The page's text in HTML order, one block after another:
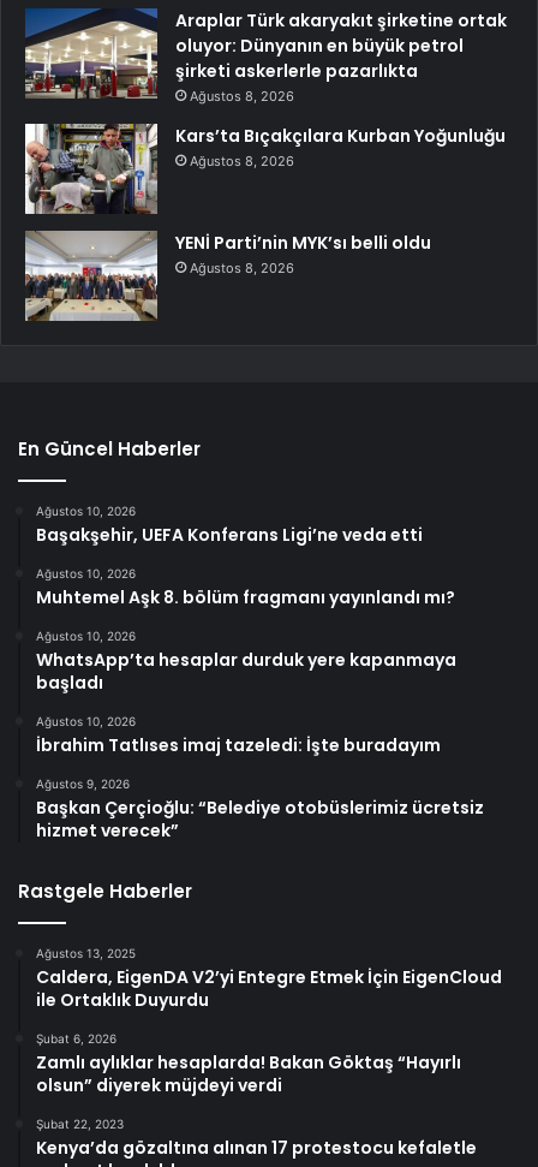
Araplar Türk akaryakıt şirketine ortak
oluyor: Dünyanın en büyük petrol
şirketi askerlerle pazarlıkta
Ağustos 8, 2026
Kars’ta Bıçakçılara Kurban Yoğunluğu
Ağustos 8, 2026
YENİ Parti’nin MYK’sı belli oldu
Ağustos 8, 2026
En Güncel Haberler
Ağustos 10, 2026
Başakşehir, UEFA Konferans Ligi’ne veda etti
Ağustos 10, 2026
Muhtemel Aşk 8. bölüm fragmanı yayınlandı mı?
Ağustos 10, 2026
WhatsApp’ta hesaplar durduk yere kapanmaya
başladı
Ağustos 10, 2026
İbrahim Tatlıses imaj tazeledi: İşte buradayım
Ağustos 9, 2026
Başkan Çerçioğlu: “Belediye otobüslerimiz ücretsiz
hizmet verecek”
Rastgele Haberler
Ağustos 13, 2025
Caldera, EigenDA V2’yi Entegre Etmek İçin EigenCloud
ile Ortaklık Duyurdu
Şubat 6, 2026
Zamlı aylıklar hesaplarda! Bakan Göktaş “Hayırlı
olsun” diyerek müjdeyi verdi
Şubat 22, 2023
Kenya’da gözaltına alınan 17 protestocu kefaletle